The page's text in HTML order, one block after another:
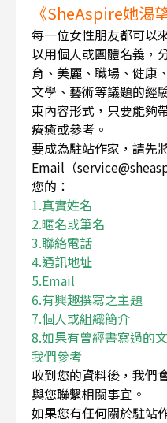
《SheAspire她渴
每一位女性朋友都可以
以用個人或團體名義，
育、美麗、職場、健康
文學、藝術等議題的經
束內容形式，只要能夠
療癒或參考。
要成為駐站作家，請先
Email（
您的：
1.真實姓名
2.暱名或筆名
3.聯絡電話
4.通訊地址
5.Email
6.有興趣撰寫之主題
7.個人或組織簡介
8.如果有曾經書寫過的
我們參考
收到您的資料後，我們
與您聯繫相關事宜。
如果您有任何關於駐站